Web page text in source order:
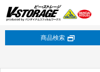
商品検索